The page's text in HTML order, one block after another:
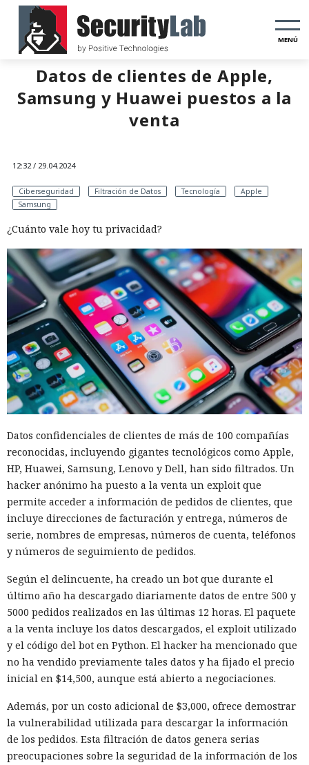
MENÚ
Datos de clientes de Apple,
Samsung y Huawei puestos a la
venta
12:32 / 29.04.2024
Ciberseguridad Filtración de Datos Tecnología
Apple
Samsung
¿Cuánto vale hoy tu privacidad?
Datos confidenciales de clientes de más de 100 compañías
reconocidas, incluyendo gigantes tecnológicos como Apple,
HP, Huawei, Samsung, Lenovo y Dell, han sido filtrados. Un
hacker anónimo ha puesto a la venta un exploit que
permite acceder a información de pedidos de clientes, que
incluye direcciones de facturación y entrega, números de
serie, nombres de empresas, números de cuenta, teléfonos
y números de seguimiento de pedidos.
Según el delincuente, ha creado un bot que durante el
último año ha descargado diariamente datos de entre 500 y
5000 pedidos realizados en las últimas 12 horas. El paquete
a la venta incluye los datos descargados, el exploit utilizado
y el código del bot en Python. El hacker ha mencionado que
no ha vendido previamente tales datos y ha fijado el precio
inicial en $14,500, aunque está abierto a negociaciones.
Además, por un costo adicional de $3,000, ofrece demostrar
la vulnerabilidad utilizada para descargar la información
de los pedidos. Esta filtración de datos genera serias
preocupaciones sobre la seguridad de la información de los